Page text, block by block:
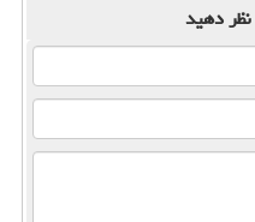
نظر دهید